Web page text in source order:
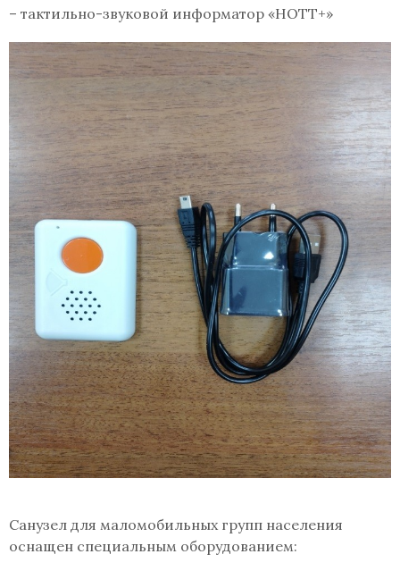
– тактильно-звуковой информатор «НОТТ+»
Санузел для маломобильных групп населения
оснащен специальным оборудованием: